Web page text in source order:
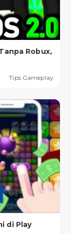
Robux,
Tips Gameplay
di Play